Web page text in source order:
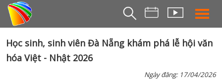
THỜI
THỜI SỰ
Học sinh, sinh viên Đà Nẵng khám phá lễ hội văn
hóa Việt - Nhật 2026
Ngày đăng: 17/04/2026